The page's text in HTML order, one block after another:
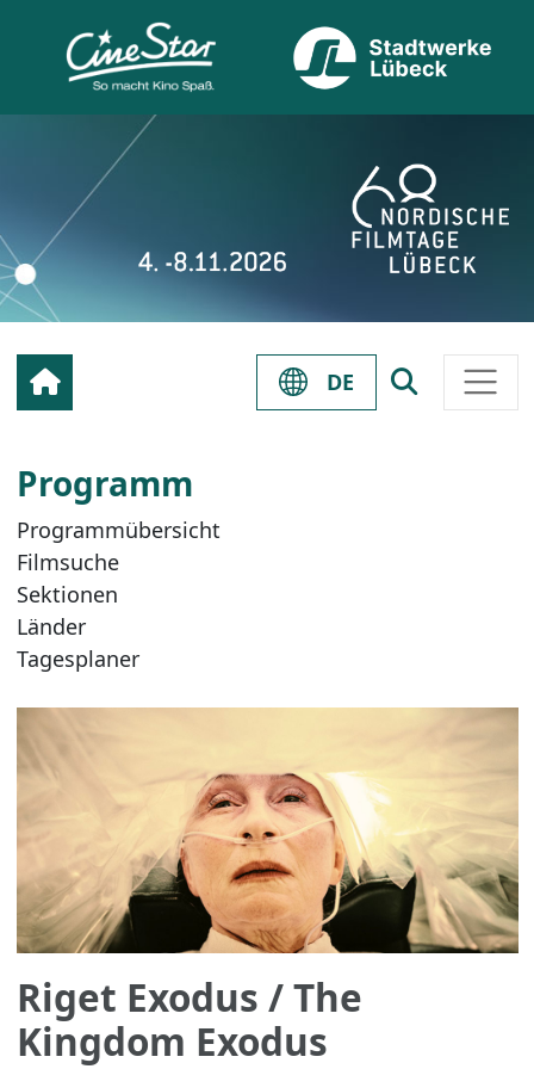
DE
Programm
Programmübersicht
Filmsuche
Sektionen
Länder
Tagesplaner
Riget Exodus / The
Kingdom Exodus